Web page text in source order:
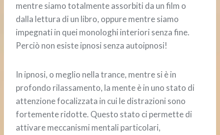
mentre siamo totalmente assorbiti da un film o
dalla lettura di un libro, oppure mentre siamo
impegnati in quei monologhi interiori senza fine.
Perciò non esiste ipnosi senza autoipnosi!
In ipnosi, o meglio nella trance, mentre si è in
profondo rilassamento, la mente è in uno stato di
attenzione focalizzata in cui le distrazioni sono
fortemente ridotte. Questo stato ci permette di
attivare meccanismi mentali particolari,